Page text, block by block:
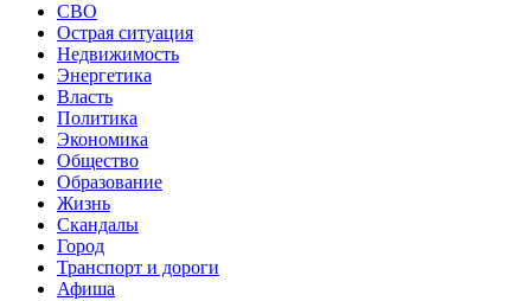
СВО
Острая ситуация
Недвижимость
Энергетика
Власть
Политика
Экономика
Общество
Образование
Жизнь
Скандалы
Город
Транспорт и дороги
Афиша